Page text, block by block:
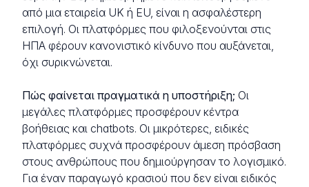
από μια εταιρεία UK ή EU, είναι η ασφαλέστερη
επιλογή. Οι πλατφόρμες που φιλοξενούνται στις
ΗΠΑ φέρουν κανονιστικό κίνδυνο που αυξάνεται,
όχι συρικνώνεται.
Πώς φαίνεται πραγματικά η υποστήριξη; Οι
μεγάλες πλατφόρμες προσφέρουν κέντρα
βοήθειας και chatbots. Οι μικρότερες, ειδικές
πλατφόρμες συχνά προσφέρουν άμεση πρόσβαση
στους ανθρώπους που δημιούργησαν το λογισμικό.
Για έναν παραγωγό κρασιού που δεν είναι ειδικός